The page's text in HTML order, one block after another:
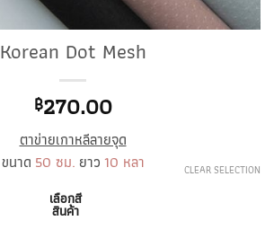
Korean Dot Mesh
฿270.00
ตาข่ายเกาหลีลายจุด
ขนาด 50 ซม. ยาว 10 หลา
เลือกสี
สินค้า
CLEAR SELECTION